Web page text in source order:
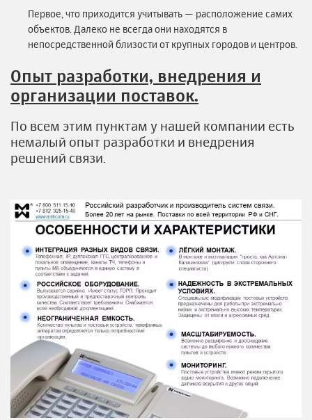
Первое, что приходится учитывать — расположение самих
объектов. Далеко не всегда они находятся в
непосредственной близости от крупных городов и центров.
Опыт разработки, внедрения и
организации поставок.
По всем этим пунктам у нашей компании есть
немалый опыт разработки и внедрения
решений связи.